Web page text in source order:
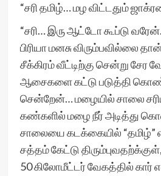
“சரி தமிழ்… மழ விட்டதும்
“சரி… இரு ஆட்டோ கூப்டு
பிரியா மனசு விரும்பவில்லை
சீக்கிரம் வீட்டிற்கு சென்று சேர
ஆசைகளை கட்டு படுத்தி
சென்றேன்… மழையில் சாலை
கண்களில் மழை நீர் அடித்து
சாலையை கடக்கையில் “தமிழ்”
சத்தம் கேட்டு
50 கிலோமீட்டர் வேகத்தில்